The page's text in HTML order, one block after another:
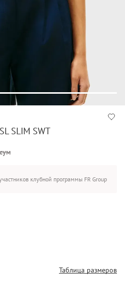
SLIM SWT
клубной программы FR Group
Таблица размеров